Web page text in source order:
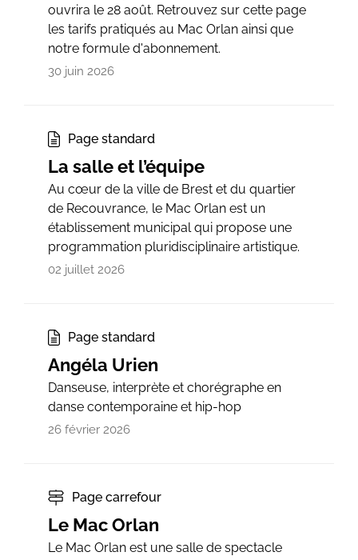
ouvrira le 28 août. Retrouvez sur cette page
les tarifs pratiqués au Mac Orlan ainsi que
notre formule d'abonnement.
30 juin 2026
Page standard
La salle et l’équipe
Au cœur de la ville de Brest et du quartier
de Recouvrance, le Mac Orlan est un
établissement municipal qui propose une
programmation pluridisciplinaire artistique.
02 juillet 2026
Page standard
Angéla Urien
Danseuse, interprète et chorégraphe en
danse contemporaine et hip-hop
26 février 2026
Page carrefour
Le Mac Orlan
Le Mac Orlan est une salle de spectacle